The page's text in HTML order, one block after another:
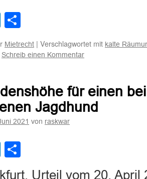
LinkedIn
Mietrecht | Verschlagwortet mit kalte
Schreib einen Kommentar
für einen
Jagdhund
2021 von raskwar
LinkedIn
Urteil vom 20. April